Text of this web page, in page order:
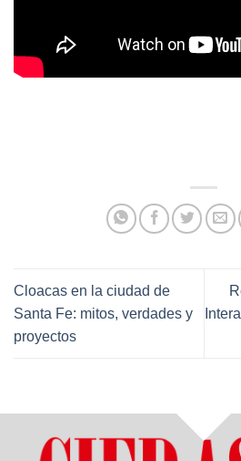
Cloacas en la ciudad de
Santa Fe: mitos, verdades y
proyectos